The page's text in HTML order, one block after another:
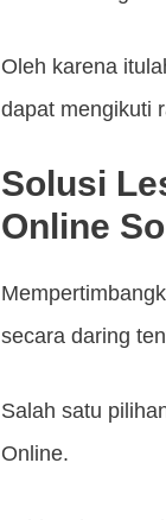
Oleh karena
dapat mengikuti
Solusi
Online
secara daring
Salah satu
Online.